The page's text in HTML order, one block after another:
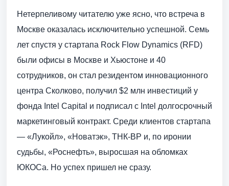
Нетерпеливому читателю уже ясно, что встреча в
Москве оказалась исключительно успешной. Семь
лет спустя у стартапа Rock Flow Dynamics (RFD)
были офисы в Москве и Хьюстоне и 40
сотрудников, он стал резидентом инновационного
центра Сколково, получил $2 млн инвестиций у
фонда Intel Capital и подписал с Intel долгосрочный
маркетинговый контракт. Среди клиентов стартапа
— «Лукойл», «Новатэк», ТНК-BP и, по иронии
судьбы, «Роснефть», выросшая на обломках
ЮКОСа. Но успех пришел не сразу.